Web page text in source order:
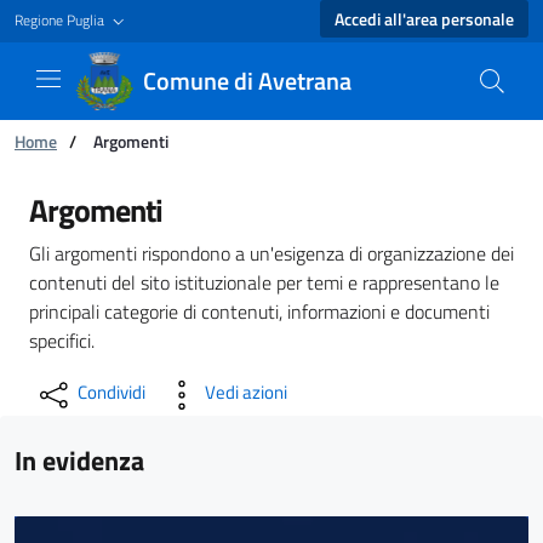
Regione Puglia Accedi all'area personale
Comune di Avetrana
Ti trovi in:
Home / Argomenti
Argomenti - Comune di Avetrana
Argomenti
Gli argomenti rispondono a un'esigenza di organizzazione dei
contenuti del sito istituzionale per temi e rappresentano le
principali categorie di contenuti, informazioni e documenti
specifici.
Condividi Vedi azioni
In evidenza